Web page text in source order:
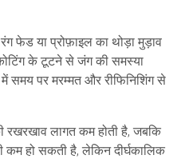
फेड या प्रोफ़ाइल का थोड़ा मुड़ाव
के टूटने से जंग की समस्या
में समय पर मरम्मत और रीफिनिशिंग से
लागत कम होती है, जबकि
कम हो सकती है, लेकिन दीर्घकालिक